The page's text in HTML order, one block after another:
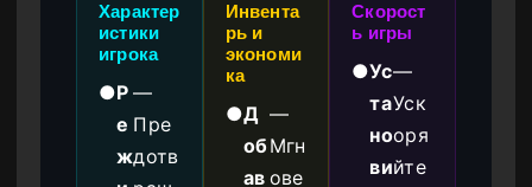
Характер
истики
игрока
●Р
е
ж
—
Пре
дотв
Инвента
рь и
экономи
ка
●Д
об
ав
—
Мгн
ове
Скорост
ь игры
●Ус
та
но
ви
—
Уск
оря
йте